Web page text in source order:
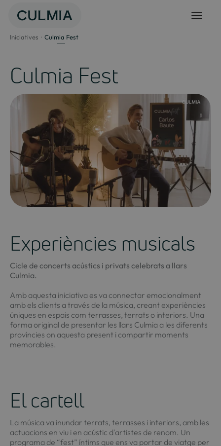
Iniciatives Culmia Fest
Culmia Fest
Experiències musicals
Cicle de concerts acústics i privats celebrats a llars
Culmia.
Amb aquesta iniciativa es va connectar emocionalment
amb els clients a través de la música, creant experiències
úniques en espais com terrasses, terrats o interiors. Una
forma original de presentar les llars Culmia a les diferents
províncies on aquesta present i compartir moments
memorables.
El cartell
La música va inundar terrats, terrasses i interiors, amb les
actuacions en viu i en acústic d'artistes de renom. Un
programa de “fest” íntims que ens va portar de viatge per